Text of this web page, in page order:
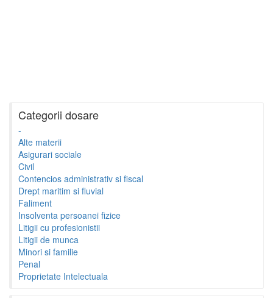
Categorii dosare
-
Alte materii
Asigurari sociale
Civil
Contencios administrativ si fiscal
Drept maritim si fluvial
Faliment
Insolventa persoanei fizice
Litigii cu profesionistii
Litigii de munca
Minori si familie
Penal
Proprietate Intelectuala